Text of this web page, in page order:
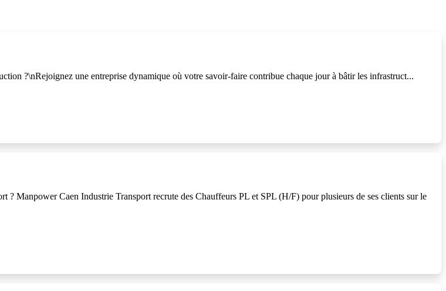
?\nRejoignez une entreprise dynamique où votre savoir-faire contribue chaque jour à bâtir les infrastruct...
? Manpower Caen Industrie Transport recrute des Chauffeurs PL et SPL (H/F) pour plusieurs de ses clients sur le